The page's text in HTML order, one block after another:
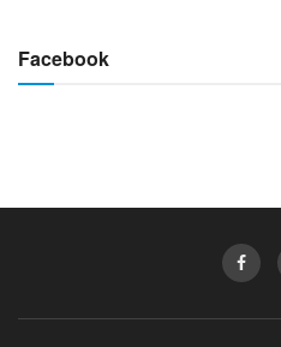
Facebook